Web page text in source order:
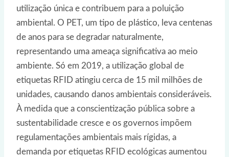
utilização única e contribuem para a poluição
ambiental. O PET, um tipo de plástico, leva centenas
de anos para se degradar naturalmente,
representando uma ameaça significativa ao meio
ambiente. Só em 2019, a utilização global de
etiquetas RFID atingiu cerca de 15 mil milhões de
unidades, causando danos ambientais consideráveis.
À medida que a conscientização pública sobre a
sustentabilidade cresce e os governos impõem
regulamentações ambientais mais rígidas, a
demanda por etiquetas RFID ecológicas aumentou